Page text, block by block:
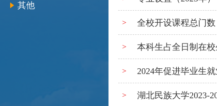
其他
> 全校开设课程总门数
> 本科生占全日制在
> 2024年促进毕业生
> 湖北民族大学2023-